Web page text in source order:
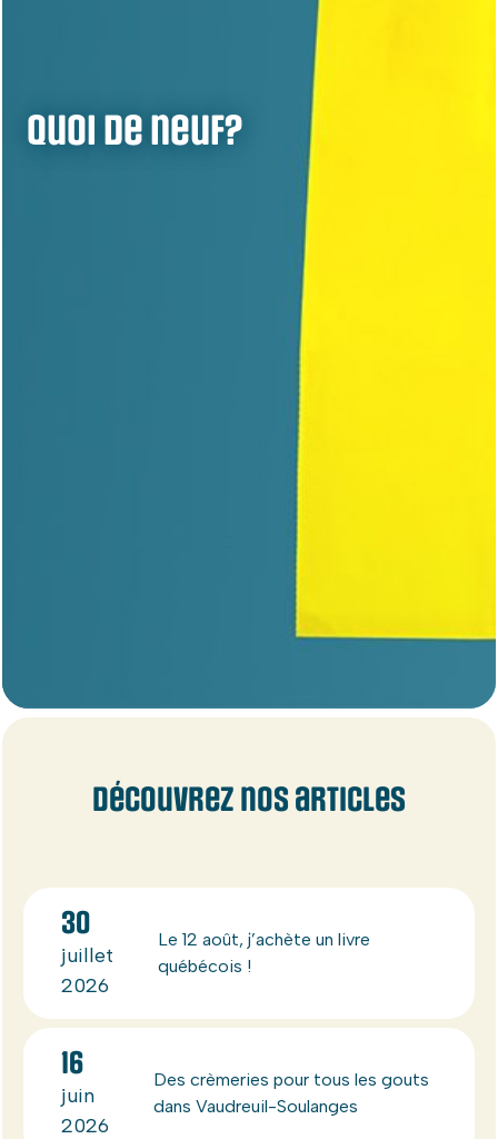
Quoi de neuf?
Découvrez nos articles
30
juillet
2026
Le 12 août, j’achète un livre
québécois !
16
juin
2026
Des crèmeries pour tous les gouts
dans Vaudreuil-Soulanges